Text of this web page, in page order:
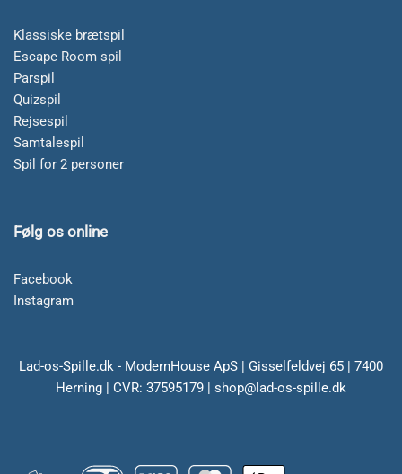
Klassiske brætspil
Escape Room spil
Parspil
Quizspil
Rejsespil
Samtalespil
Spil for 2 personer
Følg os online
Facebook
Instagram
Lad-os-Spille.dk - ModernHouse ApS | Gisselfeldvej 65 | 7400
Herning | CVR: 37595179 | shop@lad-os-spille.dk